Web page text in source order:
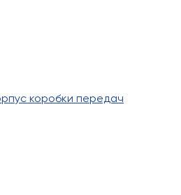
коробки передач